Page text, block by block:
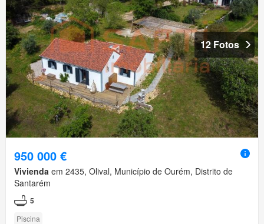
12 Fotos
950 000 €
Vivienda em 2435, Olival, Município de Ourém, Distrito de
Santarém
5
Piscina